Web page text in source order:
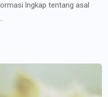
lngkap tentang asal